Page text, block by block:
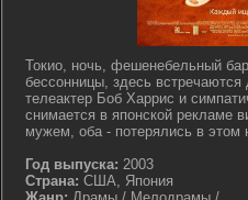
Токио, ночь, фешенебельный
бессонницы, здесь
телеактер Боб Харрис и
снимается в японской рекламе
мужем, оба - потерялись в этом
Год выпуска: 2003
Страна: США, Япония